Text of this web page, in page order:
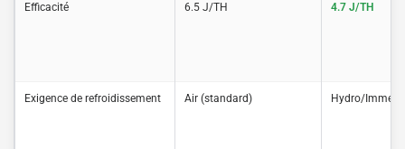
Efficacité 6.5 J/TH 4.7 J/TH
Exigence de refroidissement Air (standard) Hydro/